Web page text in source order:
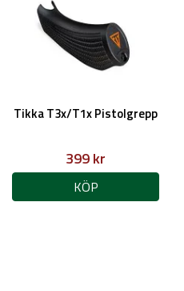
Tikka T3x/T1x Pistolgrepp
399 kr
KÖP